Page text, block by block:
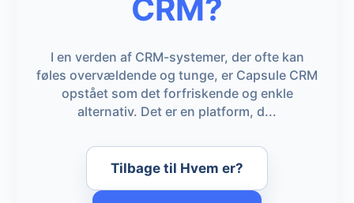
CRM?
I en verden af CRM-systemer, der ofte kan
føles overvældende og tunge, er Capsule CRM
opstået som det forfriskende og enkle
alternativ. Det er en platform, d...
Tilbage til Hvem er?